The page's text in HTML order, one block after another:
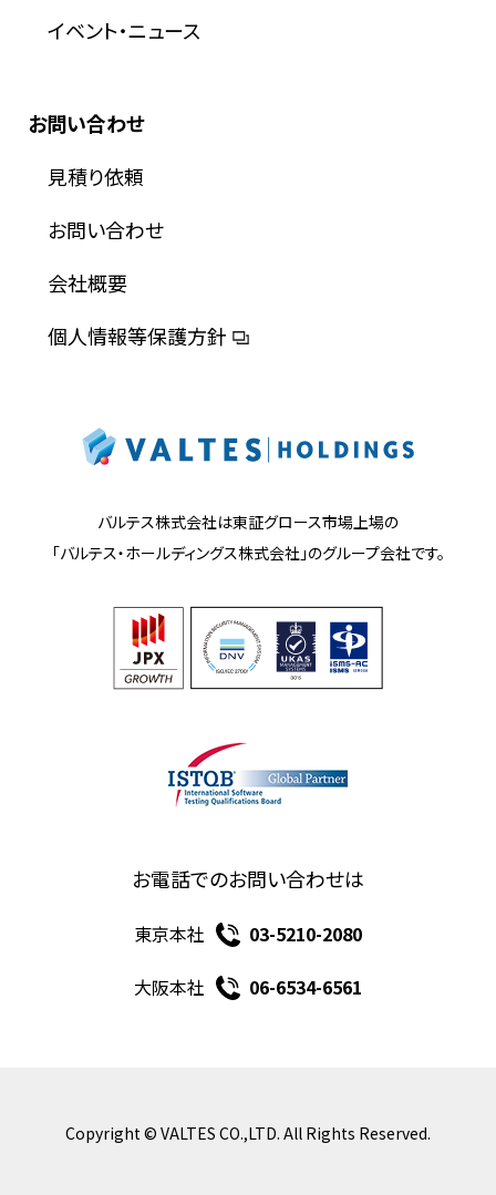
イベント・ニュース
お問い合わせ
見積り依頼
お問い合わせ
会社概要
個人情報等保護方針
バルテス株式会社は東証グロース市場上場の
「バルテス・ホールディングス株式会社」のグループ会社です。
お電話でのお問い合わせは
東京本社
03-5210-2080
大阪本社
06-6534-6561
Copyright © VALTES CO.,LTD. All Rights Reserved.